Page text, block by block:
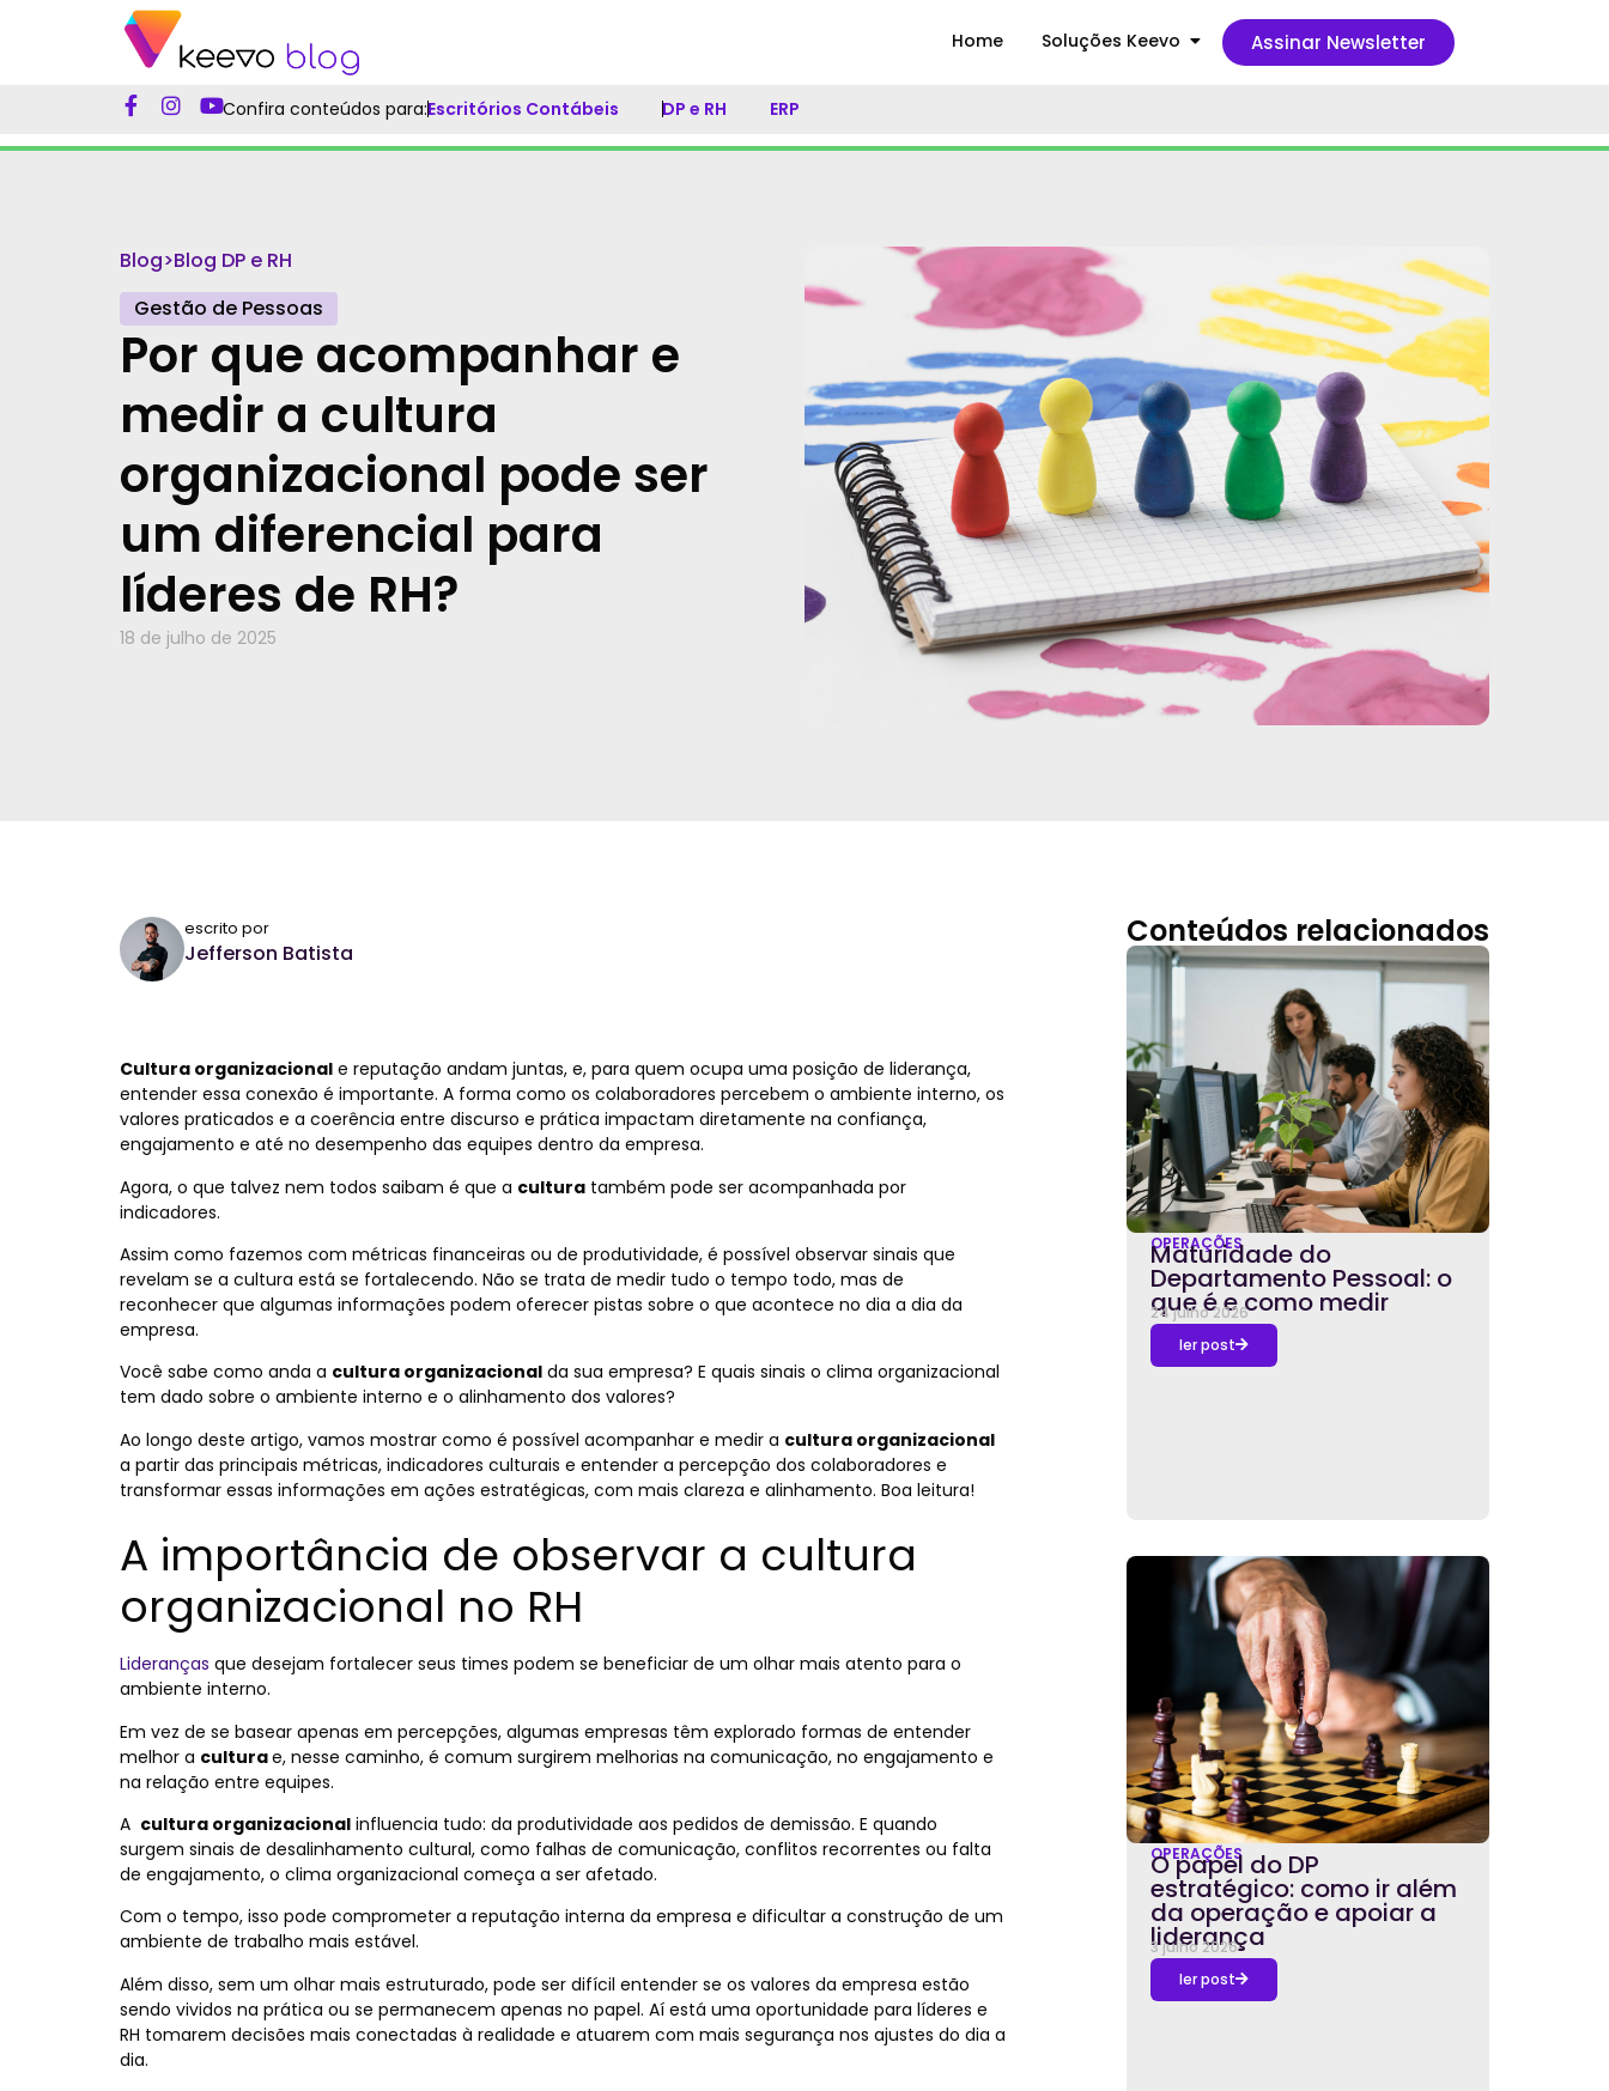
Home Soluções Keevo Assinar Newsletter
Confira conteúdos para:Escritórios Contábeis DP e RH ERP
Blog>Blog DP e RH
Gestão de Pessoas
Por que acompanhar e
medir a cultura
organizacional pode ser
um diferencial para
líderes de RH?
18 de julho de 2025
escrito por
Jefferson Batista
Cultura organizacional e reputação andam juntas, e, para quem ocupa uma posição de liderança,
entender essa conexão é importante. A forma como os colaboradores percebem o ambiente interno, os
valores praticados e a coerência entre discurso e prática impactam diretamente na confiança,
engajamento e até no desempenho das equipes dentro da empresa.
Agora, o que talvez nem todos saibam é que a cultura também pode ser acompanhada por
indicadores.
Assim como fazemos com métricas financeiras ou de produtividade, é possível observar sinais que
revelam se a cultura está se fortalecendo. Não se trata de medir tudo o tempo todo, mas de
reconhecer que algumas informações podem oferecer pistas sobre o que acontece no dia a dia da
empresa.
Você sabe como anda a cultura organizacional da sua empresa? E quais sinais o clima organizacional
tem dado sobre o ambiente interno e o alinhamento dos valores?
Ao longo deste artigo, vamos mostrar como é possível acompanhar e medir a cultura organizacional
a partir das principais métricas, indicadores culturais e entender a percepção dos colaboradores e
transformar essas informações em ações estratégicas, com mais clareza e alinhamento. Boa leitura!
A importância de observar a cultura
organizacional no RH
Lideranças que desejam fortalecer seus times podem se beneficiar de um olhar mais atento para o
ambiente interno.
Em vez de se basear apenas em percepções, algumas empresas têm explorado formas de entender
melhor a culturae, nesse caminho, é comum surgirem melhorias na comunicação, no engajamento e
na relação entre equipes.
A cultura organizacional influencia tudo: da produtividade aos pedidos de demissão. E quando
surgem sinais de desalinhamento cultural, como falhas de comunicação, conflitos recorrentes ou falta
de engajamento, o clima organizacional começa a ser afetado.
Com o tempo, isso pode comprometer a reputação interna da empresa e dificultar a construção de um
ambiente de trabalho mais estável.
Além disso, sem um olhar mais estruturado, pode ser difícil entender se os valores da empresa estão
sendo vividos na prática ou se permanecem apenas no papel. Aí está uma oportunidade para líderes e
RH tomarem decisões mais conectadas à realidade e atuarem com mais segurança nos ajustes do dia a
dia.
Conteúdos relacionados
OPERAÇÕES
Maturidade do
Departamento Pessoal: o
que é e como medir
24 julho 2026
ler post
OPERAÇÕES
O papel do DP
estratégico: como ir além
da operação e apoiar a
liderança
3 julho 2026
ler post